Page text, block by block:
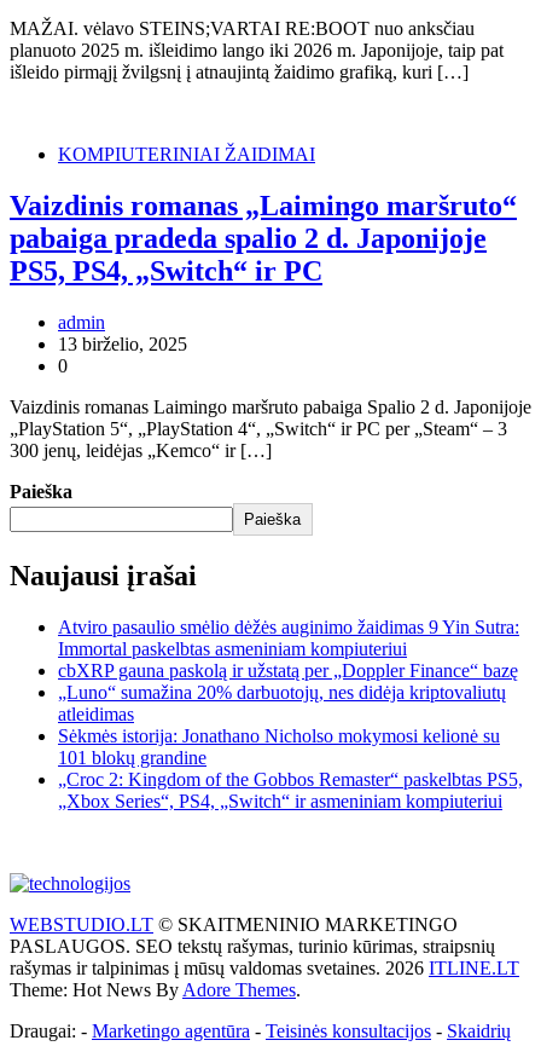
MAŽAI. vėlavo STEINS;VARTAI RE:BOOT nuo anksčiau
planuoto 2025 m. išleidimo lango iki 2026 m. Japonijoje, taip pat
išleido pirmąjį žvilgsnį į atnaujintą žaidimo grafiką, kuri […]
KOMPIUTERINIAI ŽAIDIMAI
Vaizdinis romanas „Laimingo maršruto“
pabaiga pradeda spalio 2 d. Japonijoje
PS5, PS4, „Switch“ ir PC
admin
13 birželio, 2025
0
Vaizdinis romanas Laimingo maršruto pabaiga Spalio 2 d. Japonijoje
„PlayStation 5“, „PlayStation 4“, „Switch“ ir PC per „Steam“ – 3
300 jenų, leidėjas „Kemco“ ir […]
Paieška
Paieška
Naujausi įrašai
Atviro pasaulio smėlio dėžės auginimo žaidimas 9 Yin Sutra:
Immortal paskelbtas asmeniniam kompiuteriui
cbXRP gauna paskolą ir užstatą per „Doppler Finance“ bazę
„Luno“ sumažina 20% darbuotojų, nes didėja kriptovaliutų
atleidimas
Sėkmės istorija: Jonathano Nicholso mokymosi kelionė su
101 blokų grandine
„Croc 2: Kingdom of the Gobbos Remaster“ paskelbtas PS5,
„Xbox Series“, PS4, „Switch“ ir asmeniniam kompiuteriui
WEBSTUDIO.LT © SKAITMENINIO MARKETINGO
PASLAUGOS. SEO tekstų rašymas, turinio kūrimas, straipsnių
rašymas ir talpinimas į mūsų valdomas svetaines. 2026 ITLINE.LT
Theme: Hot News By Adore Themes.
Draugai: - Marketingo agentūra - Teisinės konsultacijos - Skaidrių